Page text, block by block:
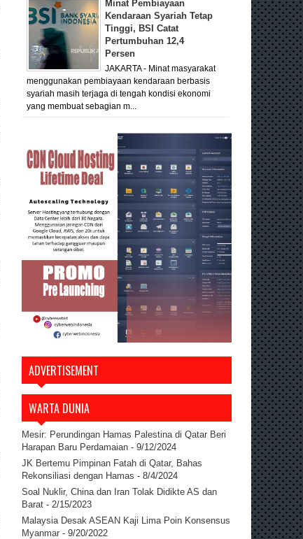
Minat Pembiayaan
Kendaraan Syariah Tetap
Tinggi, BSI Catat
Pertumbuhan 12,4
Persen
JAKARTA - Minat masyarakat
menggunakan pembiayaan kendaraan berbasis
syariah masih terjaga di tengah kondisi ekonomi
yang membuat sebagian m...
ADVERTISEMENT
WARTA DUNIA
Mesir: Perundingan Hamas Palestina di Qatar Beri
Harapan Baru Perdamaian - 9/12/2024
JK Bertemu Pimpinan Fatah di Qatar, Bahas
Rekonsiliasi dengan Hamas - 8/4/2024
Soal Nuklir, China dan Iran Tolak Didikte AS dan
Barat - 2/15/2023
Malaysia Desak ASEAN Kaji Lima Poin Konsensus
Myanmar - 9/20/2022